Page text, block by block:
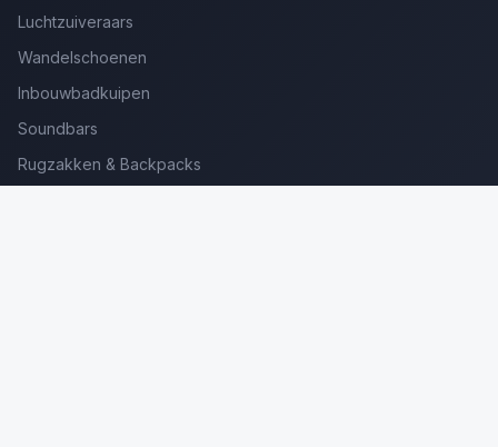
Luchtzuiveraars
Wandelschoenen
Inbouwbadkuipen
Soundbars
Rugzakken & Backpacks